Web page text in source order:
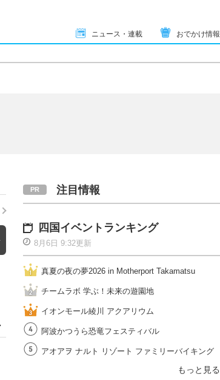
ニュース・連載 おでかけ情報
注目情報
四国イベントランキング
8月6日 9:32更新
真夏の夜の夢2026 in Motherport Takamatsu
チームラボ 学ぶ！未来の遊園地
イオンモール綾川 アクアリウム
阿波かつうら恐竜フェスティバル
アオアヲ ナルト リゾート ファミリーバイキング
もっと見る